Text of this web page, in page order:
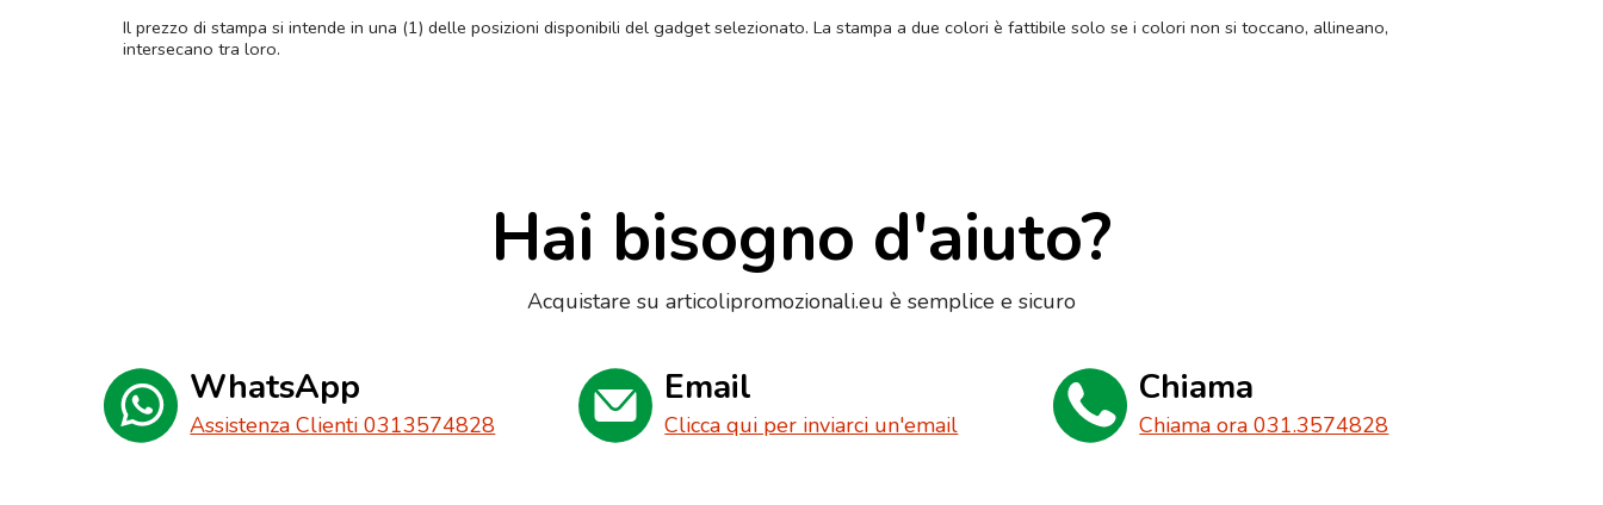
Il prezzo di stampa si intende in una (1) delle posizioni disponibili del gadget selezionato. La stampa a due colori è fattibile solo se i colori non si toccano, allineano,
intersecano tra loro.
Hai bisogno d'aiuto?
Acquistare su articolipromozionali.eu è semplice e sicuro
WhatsApp
Assistenza Clienti 0313574828
Email
Clicca qui per inviarci un'email
Chiama
Chiama ora 031.3574828